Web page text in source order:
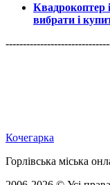
Квадрокоптер
вибрати і
Кочегарка
Горлівська міська